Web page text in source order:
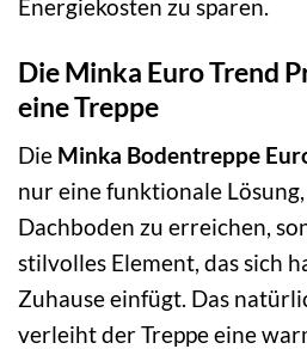
Energiekosten zu sparen.
Die Minka Euro Trend
eine Treppe
Die Minka Bodentreppe
nur eine funktionale
Dachboden zu erreichen,
stilvolles Element, das sich
Zuhause einfügt. Das
verleiht der Treppe eine